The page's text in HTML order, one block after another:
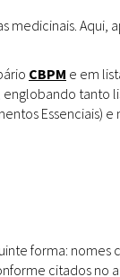
medicinais. Aqui,
CBPM e em
tanto
Essenciais) e
forma: nomes
citados no